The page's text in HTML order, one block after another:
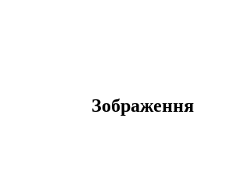
Зображення